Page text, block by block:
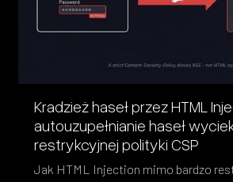
Kradzież haseł przez HTML
autouzupełnianie haseł
restrykcyjnej polityki CSP
Jak HTML Injection mimo bardzo